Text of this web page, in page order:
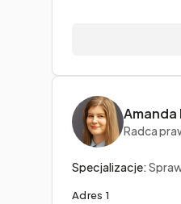
Amanda
Radca
Specjalizacje: Sprawy
Adres 1